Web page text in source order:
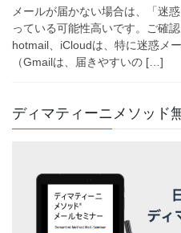
メールが届かない場合は、「迷
っている可能性高いです。ご確
hotmail、iCloudは、特に迷惑メ
（Gmailは、届きやすいの […]
ディマティーニメソッド